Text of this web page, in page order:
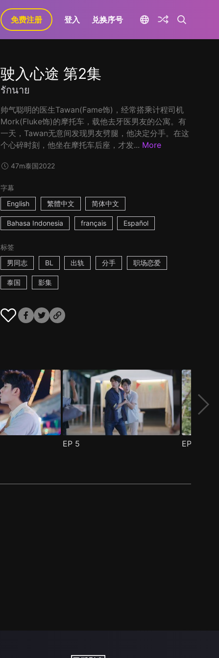
免费注册 登入 兑换序号
驶入心途 第2集
รักนาย
帅气聪明的医生Tawan(Fame饰)，经常搭乘计程司机
Mork(Fluke饰)的摩托车，载他去牙医男友的公寓。有
一天，Tawan无意间发现男友劈腿，他决定分手。在这
个心碎时刻，他坐在摩托车后座，才发... More
47m泰国2022
字幕
English
繁體中文 简体中文
Bahasa Indonesia français Español
标签
男同志
BL 出轨 分手 职场恋爱
泰国 影集
EP 5 EP